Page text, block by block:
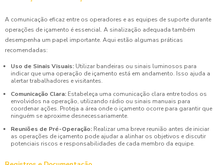
A comunicação eficaz entre os operadores e as equipes de suporte durante
operações de içamento é essencial. A sinalização adequada também
desempenha um papel importante. Aqui estão algumas práticas
recomendadas:
Uso de Sinais Visuais: Utilizar bandeiras ou sinais luminosos para
indicar que uma operação de içamento está em andamento. Isso ajuda a
alertar trabalhadores e visitantes.
Comunicação Clara: Estabeleça uma comunicação clara entre todos os
envolvidos na operação, utilizando rádio ou sinais manuais para
coordenar ações. Proteja a área onde o içamento ocorre para garantir que
ninguém se aproxime desnecessariamente.
Reuniões de Pré-Operação: Realizar uma breve reunião antes de iniciar
as operações de içamento pode ajudar a alinhar os objetivos e discutir
potenciais riscos e responsabilidades de cada membro da equipe.